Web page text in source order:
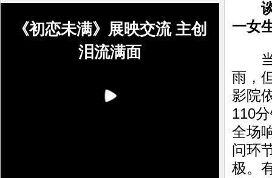
《初恋未满》展映交流 主创
泪流满面
谈
一女
当
雨，
影院
110
全场
问环
极。